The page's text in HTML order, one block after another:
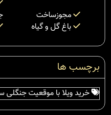
مجوزساخت
باغ گل و گیاه
برچسب ها
خرید ویلا با موقعیت جنگلی